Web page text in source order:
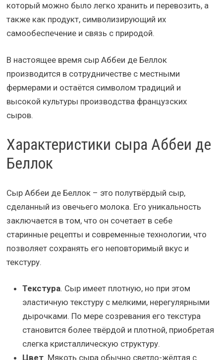
который можно было легко хранить и перевозить, а
также как продукт, символизирующий их
самообеспечение и связь с природой.
В настоящее время сыр Аббеи де Беллок
производится в сотрудничестве с местными
фермерами и остаётся символом традиций и
высокой культуры производства французских
сыров.
Характеристики сыра Аббеи де
Беллок
Сыр Аббеи де Беллок – это полутвёрдый сыр,
сделанный из овечьего молока. Его уникальность
заключается в том, что он сочетает в себе
старинные рецепты и современные технологии, что
позволяет сохранять его неповторимый вкус и
текстуру.
Текстура. Сыр имеет плотную, но при этом
эластичную текстуру с мелкими, нерегулярными
дырочками. По мере созревания его текстура
становится более твёрдой и плотной, приобретая
слегка кристаллическую структуру.
Цвет. Мякоть сыра обычно светло-жёлтая с